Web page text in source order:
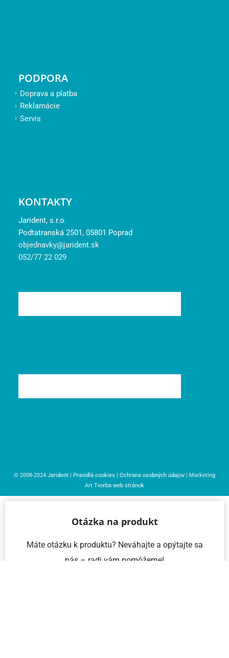
PODPORA
Doprava a platba
Reklamácie
Servis
KONTAKTY
Jarident, s.r.o.
Podtatranská 2501, 05801 Poprad
objednavky@jarident.sk
052/77 22 029
© 2008-2024 Jarident | Pravidlá cookies | Ochrana osobných údajov | Marketing
Art Tvorba web stránok
Otázka na produkt
Máte otázku k produktu? Neváhajte a opýtajte sa
nás – radi vám pomôžeme!